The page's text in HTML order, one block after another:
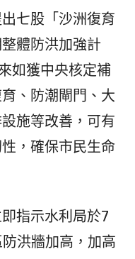
七股「沙洲復育
體防洪加強計
如獲中央核定補
、防潮閘門、大
施等改善，可有
，確保市民生命
指示水利局於7
洪牆加高，加高